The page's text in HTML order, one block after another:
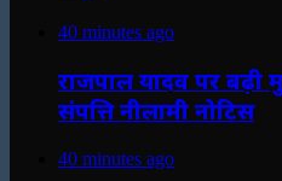
40 minutes ago
राजपाल यादव पर
संपत्ति नीलामी नोटिस
40 minutes ago